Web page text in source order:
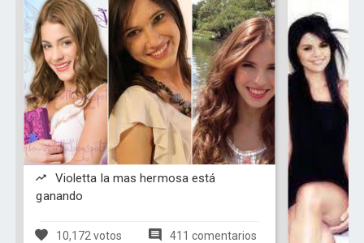
Violetta la mas hermosa está
ganando
10,172 votos 411 comentarios